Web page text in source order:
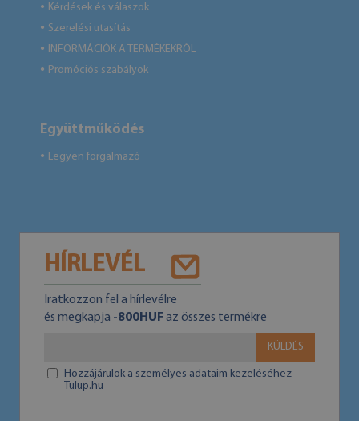
● Kérdések és válaszok
● Szerelési utasítás
● INFORMÁCIÓK A TERMÉKEKRŐL
● Promóciós szabályok
Együttműködés
● Legyen forgalmazó
HÍRLEVÉL
Iratkozzon fel a hírlevélre
és megkapja -800HUFaz összes termékre
KÜLDÉS
Hozzájárulok a személyes adataim kezeléséhez
Tulup.hu